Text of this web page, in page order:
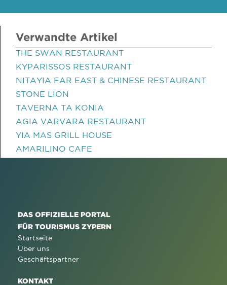
Verwandte Artikel
THE SWAN RESTAURANT
KYPARISSOS RESTAURANT
NITAYIA FAR EAST & CHINESE RESTAURANT
STONE LION
TAVERNA TA KONIA
AGIA VARVARA RESTAURANT
YIA MAS GRILL HOUSE
AMARILINO CAFE
DAS OFFIZIELLE PORTAL
FÜR TOURISMUS ZYPERN
Startseite
Über uns
Geschäftspartner
KONTAKT